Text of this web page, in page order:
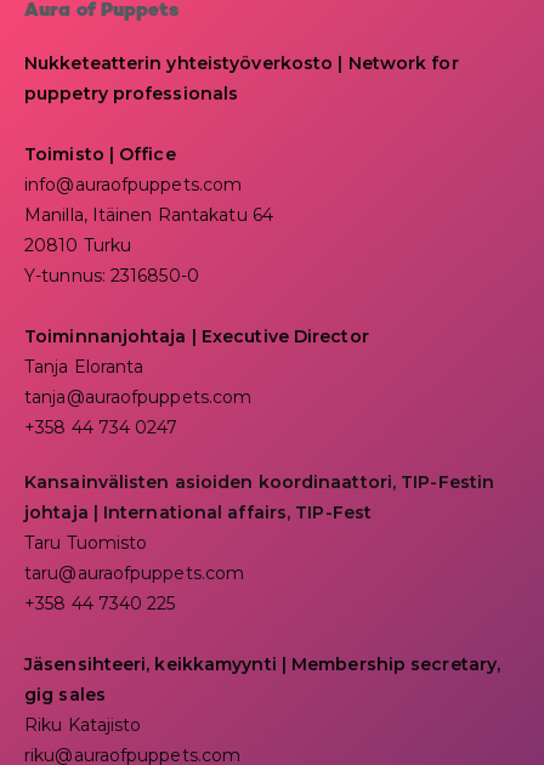
Aura of Puppets
Nukketeatterin yhteistyöverkosto | Network for
puppetry professionals
Toimisto | Office
info@auraofpuppets.com
Manilla, Itäinen Rantakatu 64
20810 Turku
Y-tunnus: 2316850-0
Toiminnanjohtaja | Executive Director
Tanja Eloranta
tanja@auraofpuppets.com
+358 44 734 0247
Kansainvälisten asioiden koordinaattori, TIP-Festin
johtaja | International affairs, TIP-Fest
Taru Tuomisto
taru@auraofpuppets.com
+358 44 7340 225
Jäsensihteeri, keikkamyynti | Membership secretary,
gig sales
Riku Katajisto
riku@auraofpuppets.com